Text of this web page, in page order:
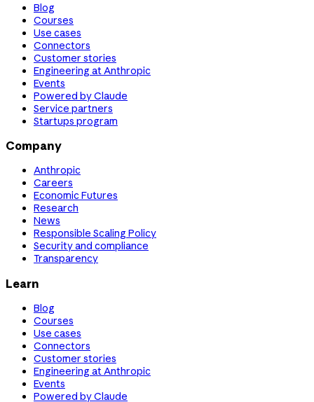
Blog
Courses
Use cases
Connectors
Customer stories
Engineering at Anthropic
Events
Powered by Claude
Service partners
Startups program
Company
Anthropic
Careers
Economic Futures
Research
News
Responsible Scaling Policy
Security and compliance
Transparency
Learn
Blog
Courses
Use cases
Connectors
Customer stories
Engineering at Anthropic
Events
Powered by Claude